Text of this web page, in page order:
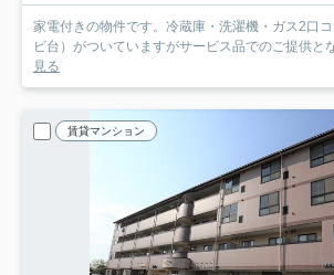
家電付きの物件です。冷蔵庫・洗濯機・ガス2口
ビ台）がついていますがサービス品でのご提供と
見る
賃貸マンション